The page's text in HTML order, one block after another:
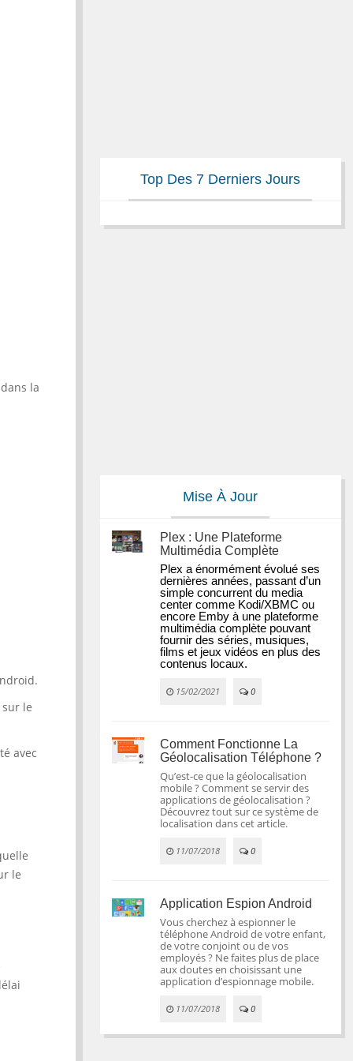
la
le
avec
le
Top Des 7 Derniers Jours
Mise À Jour
Plex : Une Plateforme
Multimédia Complète
Plex a énormément évolué ses
dernières années, passant d’un
simple concurrent du media
center comme Kodi/XBMC ou
encore Emby à une plateforme
multimédia complète pouvant
fournir des séries, musiques,
films et jeux vidéos en plus des
contenus locaux.
15/02/2021 0
Comment Fonctionne La
Géolocalisation Téléphone ?
Qu’est-ce que la géolocalisation
mobile ? Comment se servir des
applications de géolocalisation ?
Découvrez tout sur ce système de
localisation dans cet article.
11/07/2018 0
Application Espion Android
Vous cherchez à espionner le
téléphone Android de votre enfant,
de votre conjoint ou de vos
employés ? Ne faites plus de place
aux doutes en choisissant une
application d’espionnage mobile.
11/07/2018 0